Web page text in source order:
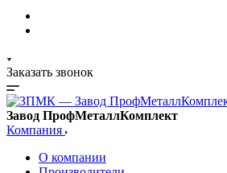
Заказать звонок
Завод ПрофМеталлКомплект
Компания
О компании